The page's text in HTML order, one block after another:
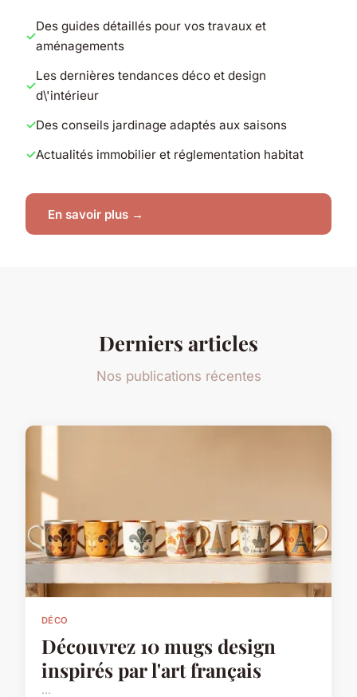
Des guides détaillés pour vos travaux et
aménagements
Les dernières tendances déco et design
d\'intérieur
Des conseils jardinage adaptés aux saisons
Actualités immobilier et réglementation habitat
En savoir plus →
Derniers articles
Nos publications récentes
DÉCO
Découvrez 10 mugs design
inspirés par l'art français
...